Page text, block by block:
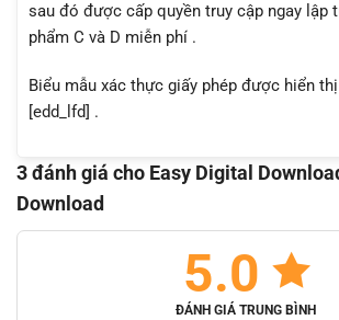
sau đó được cấp quyền truy cập ngay lập
phẩm C và D miễn phí .
Biểu mẫu xác thực giấy phép được hiển
[edd_lfd] .
3 đánh giá cho Easy Digital
Download
5.0
ĐÁNH GIÁ TRUNG BÌNH